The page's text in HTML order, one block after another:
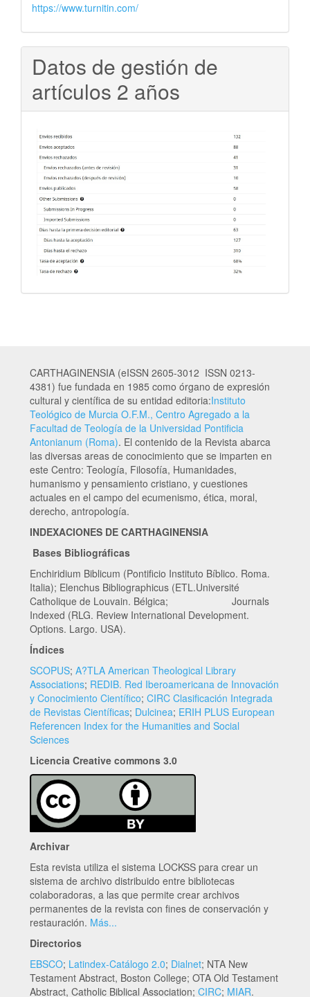
https://www.turnitin.com/
Datos de gestión de
artículos 2 años
CARTHAGINENSIA (eISSN 2605-3012 ISSN 0213-
4381) fue fundada en 1985 como órgano de expresión
cultural y científica de su entidad editoria:Instituto
Teológico de Murcia O.F.M., Centro Agregado a la
Facultad de Teología de la Universidad Pontificia
Antonianum (Roma). El contenido de la Revista abarca
las diversas areas de conocimiento que se imparten en
este Centro: Teología, Filosofía, Humanidades,
humanismo y pensamiento cristiano, y cuestiones
actuales en el campo del ecumenismo, ética, moral,
derecho, antropología.
INDEXACIONES DE CARTHAGINENSIA
Bases Bibliográficas
Enchiridium Biblicum (Pontificio Instituto Bíblico. Roma.
Italia); Elenchus Bibliographicus (ETL.Université
Catholique de Louvain. Bélgica; Journals
Indexed (RLG. Review International Development.
Options. Largo. USA).
Índices
SCOPUS; A?TLA American Theological Library
Associations; REDIB. Red Iberoamericana de Innovación
y Conocimiento Científico; CIRC Clasificación Integrada
de Revistas Científicas; Dulcinea; ERIH PLUS European
Referencen Index for the Humanities and Social
Sciences
Licencia Creative commons 3.0
Archivar
Esta revista utiliza el sistema LOCKSS para crear un
sistema de archivo distribuido entre bibliotecas
colaboradoras, a las que permite crear archivos
permanentes de la revista con fines de conservación y
restauración. Más...
Directorios
EBSCO; Latindex-Catálogo 2.0; Dialnet; NTA New
Testament Abstract, Boston College; OTA Old Testament
Abstract, Catholic Biblical Association; CIRC; MIAR.